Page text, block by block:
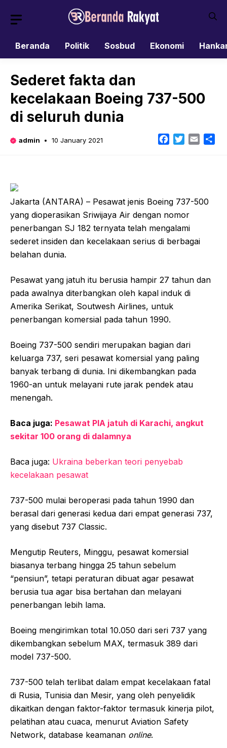
Beranda
Politik Sosbud Ekonomi
Sederet fakta dan
kecelakaan Boeing 737-500
di seluruh dunia
admin 10 January 2021 Facebook
TwitterEmail
Jakarta (ANTARA) – Pesawat jenis Boeing 737-500
yang dioperasikan Sriwijaya Air dengan nomor
penerbangan SJ 182 ternyata telah mengalami
sederet insiden dan kecelakaan serius di berbagai
belahan dunia.
Pesawat yang jatuh itu berusia hampir 27 tahun dan
pada awalnya diterbangkan oleh kapal induk di
Amerika Serikat, Soutwesh Airlines, untuk
penerbangan komersial pada tahun 1990.
Boeing 737-500 sendiri merupakan bagian dari
keluarga 737, seri pesawat komersial yang paling
banyak terbang di dunia. Ini dikembangkan pada
1960-an untuk melayani rute jarak pendek atau
menengah.
Baca juga: Pesawat PIA jatuh di Karachi, angkut
sekitar 100 orang di dalamnya
Baca juga: Ukraina beberkan teori penyebab
kecelakaan pesawat
737-500 mulai beroperasi pada tahun 1990 dan
berasal dari generasi kedua dari empat generasi 737,
yang disebut 737 Classic.
Mengutip Reuters, Minggu, pesawat komersial
biasanya terbang hingga 25 tahun sebelum
“pensiun”, tetapi peraturan dibuat agar pesawat
berusia tua agar bisa bertahan dan melayani
penerbangan lebih lama.
Boeing mengirimkan total 10.050 dari seri 737 yang
dikembangkan sebelum MAX, termasuk 389 dari
model 737-500.
737-500 telah terlibat dalam empat kecelakaan fatal
di Rusia, Tunisia dan Mesir, yang oleh penyelidik
dikaitkan dengan faktor-faktor termasuk kinerja pilot,
pelatihan atau cuaca, menurut Aviation Safety
Network, database keamanan online.